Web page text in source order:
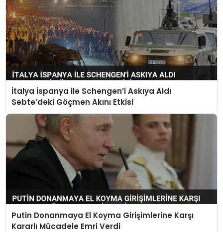
İtalya İspanya ile Schengen’i Askıya Aldı
Sebte’deki Göçmen Akını Etkisi
Putin Donanmaya El Koyma Girişimlerine Karşı
Kararlı Mücadele Emri Verdi